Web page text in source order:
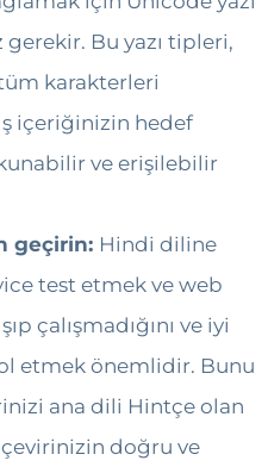
Bu yazı tipleri,
karakterleri
içeriğinizin hedef
ve erişilebilir
geçirin: Hindi diline
test etmek ve web
çalışmadığını ve iyi
etmek önemlidir. Bunu
ana dili Hintçe olan
çevirinizin doğru ve